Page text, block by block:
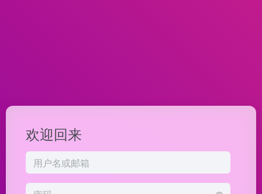
欢迎回来